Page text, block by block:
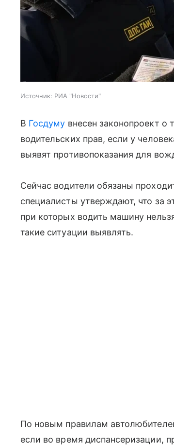
Источник: РИА "Новости"
В Госдуму внесен законопроект
водительских прав, если у
выявят противопоказания для
Сейчас водители обязаны
специалисты утверждают, что за
при которых водить машину
такие ситуации выявлять.
По новым правилам
если во время диспансеризации,